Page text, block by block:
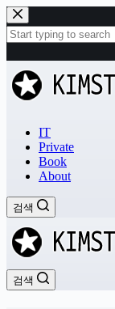
본
문
으
로
건
너
과
없
IT
Private
Book
About
검색
검색